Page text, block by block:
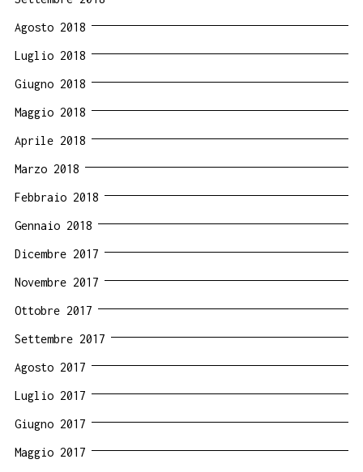
Agosto 2018
Luglio 2018
Giugno 2018
Maggio 2018
Aprile 2018
Marzo 2018
Febbraio 2018
Gennaio 2018
Dicembre 2017
Novembre 2017
Ottobre 2017
Settembre 2017
Agosto 2017
Luglio 2017
Giugno 2017
Maggio 2017